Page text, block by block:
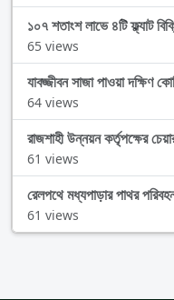
১০৭ শতাংশ লাভে ৪টি ফ্ল্যাট
65 views
যাবজ্জীবন সাজা পাওয়া দক্ষিণ
64 views
রাজশাহী উন্নয়ন কর্তৃপক্ষের
61 views
রেলপথে মধ্যপাড়ার পাথর
61 views